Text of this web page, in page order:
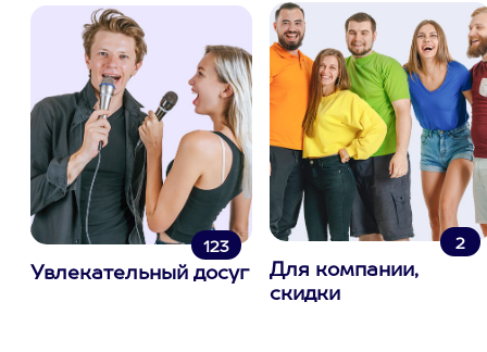
123
Увлекательный досуг
2
Для компании,
скидки